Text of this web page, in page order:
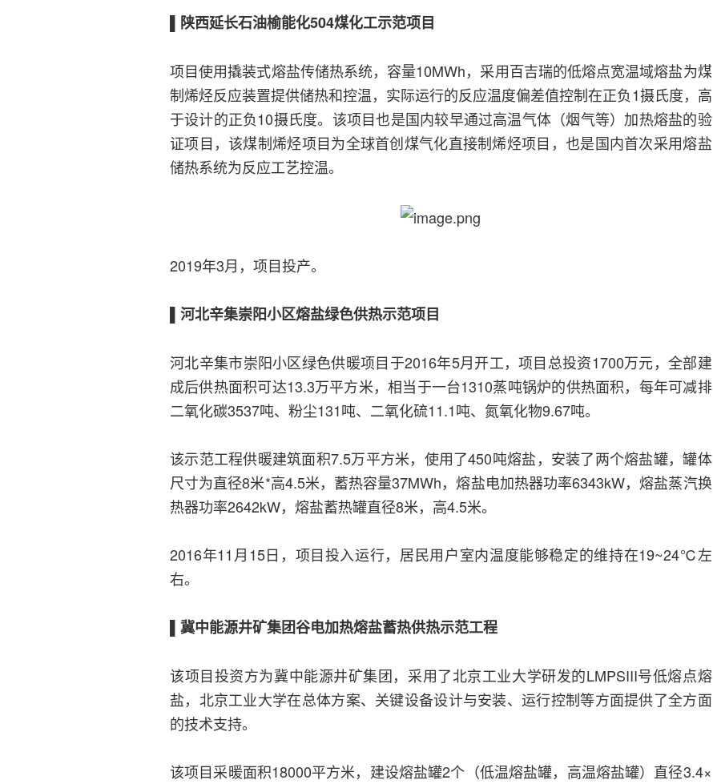
▌陕西延长石油榆能化504煤化工示范项目
项目使用撬装式熔盐传储热系统，容量10MWh，采用百吉瑞的低熔点宽温域熔盐为煤
制烯烃反应装置提供储热和控温，实际运行的反应温度偏差值控制在正负1摄氏度，高
于设计的正负10摄氏度。该项目也是国内较早通过高温气体（烟气等）加热熔盐的验
证项目，该煤制烯烃项目为全球首创煤气化直接制烯烃项目，也是国内首次采用熔盐
储热系统为反应工艺控温。
2019年3月，项目投产。
▌河北辛集崇阳小区熔盐绿色供热示范项目
河北辛集市崇阳小区绿色供暖项目于2016年5月开工，项目总投资1700万元，全部建
成后供热面积可达13.3万平方米，相当于一台1310蒸吨锅炉的供热面积，每年可减排
二氧化碳3537吨、粉尘131吨、二氧化硫11.1吨、氮氧化物9.67吨。
该示范工程供暖建筑面积7.5万平方米，使用了450吨熔盐，安装了两个熔盐罐，罐体
尺寸为直径8米*高4.5米，蓄热容量37MWh，熔盐电加热器功率6343kW，熔盐蒸汽换
热器功率2642kW，熔盐蓄热罐直径8米，高4.5米。
2016年11月15日，项目投入运行，居民用户室内温度能够稳定的维持在19~24℃左
右。
▌冀中能源井矿集团谷电加热熔盐蓄热供热示范工程
该项目投资方为冀中能源井矿集团，采用了北京工业大学研发的LMPSIII号低熔点熔
盐，北京工业大学在总体方案、关键设备设计与安装、运行控制等方面提供了全方面
的技术支持。
该项目采暖面积18000平方米，建设熔盐罐2个（低温熔盐罐，高温熔盐罐）直径3.4×